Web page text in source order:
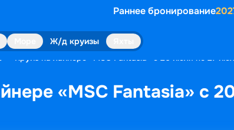
Раннее бронирование
Ж/д круизы
Круиз на лайнере «MSC Fantasia» с 20 июля по 27
«MSC Fantasia» с